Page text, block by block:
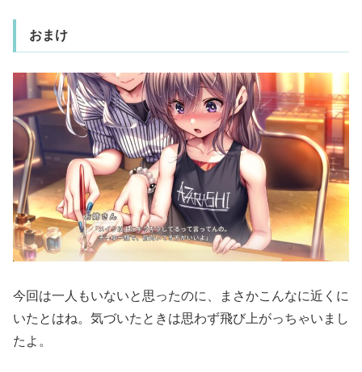
おまけ
今回は一人もいないと思ったのに、まさかこんなに近くに
いたとはね。気づいたときは思わず飛び上がっちゃいまし
たよ。